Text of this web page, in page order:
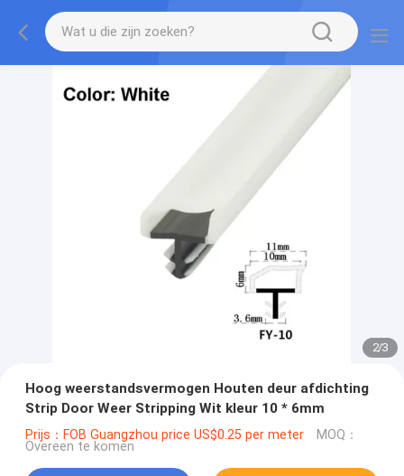
2/3
Hoog weerstandsvermogen Houten deur afdichting
Strip Door Weer Stripping Wit kleur 10 * 6mm
Prijs：FOB Guangzhou price US$0.25 per meter MOQ：
Overeen te komen